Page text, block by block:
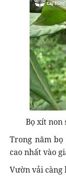
Bọ xít non
Trong năm
cao nhất vào
Vườn vải càng